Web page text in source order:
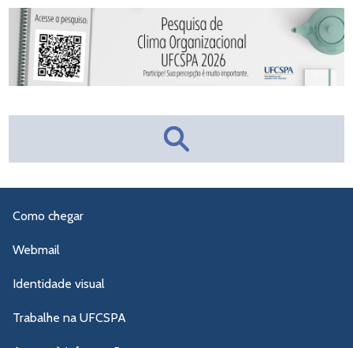
Como chegar
Webmail
Identidade visual
Trabalhe na UFCSPA